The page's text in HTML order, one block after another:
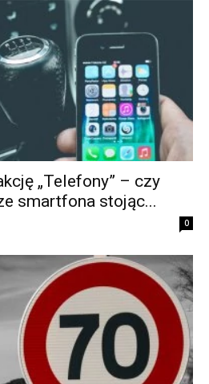
„Telefony” – czy
smartfona stojąc...
0